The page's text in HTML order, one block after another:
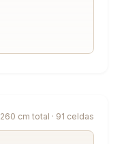
260 cm total · 91 celdas